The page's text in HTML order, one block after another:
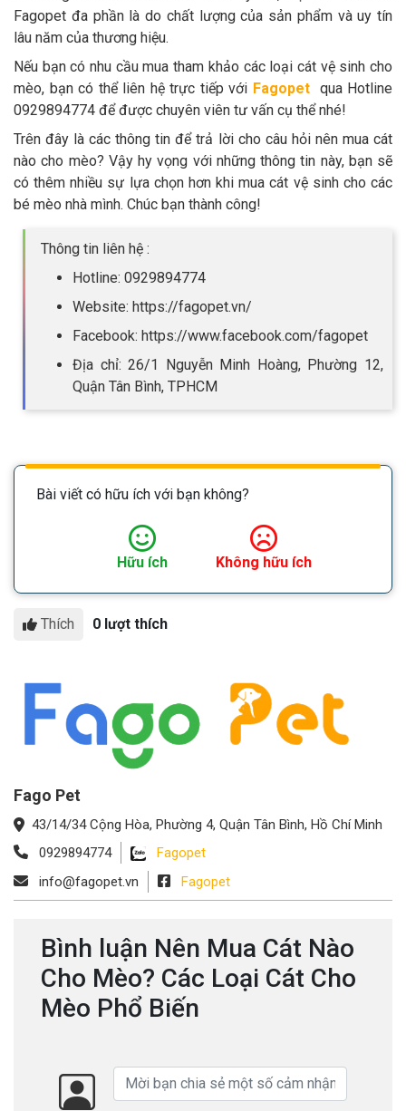
Fagopet đa phần là do chất lượng của sản phẩm và uy tín
lâu năm của thương hiệu.
Nếu bạn có nhu cầu mua tham khảo các loại cát vệ sinh cho
mèo, bạn có thể liên hệ trực tiếp với Fagopetqua Hotline
0929894774 để được chuyên viên tư vấn cụ thể nhé!
Trên đây là các thông tin để trả lời cho câu hỏi nên mua cát
nào cho mèo? Vậy hy vọng với những thông tin này, bạn sẽ
có thêm nhiều sự lựa chọn hơn khi mua cát vệ sinh cho các
bé mèo nhà mình. Chúc bạn thành công!
Thông tin liên hệ :
Hotline: 0929894774
Website: https://fagopet.vn/
Facebook: https://www.facebook.com/fagopet
Địa chỉ: 26/1 Nguyễn Minh Hoàng, Phường 12,
Quận Tân Bình, TPHCM
Bài viết có hữu ích với bạn không?
Hữu ích Không hữu ích
Thích 0 lượt thích
Fago Pet
43/14/34 Cộng Hòa, Phường 4, Quận Tân Bình, Hồ Chí Minh
0929894774
Fagopet
info@fagopet.vn
Fagopet
Bình luận Nên Mua Cát Nào
Cho Mèo? Các Loại Cát Cho
Mèo Phổ Biến